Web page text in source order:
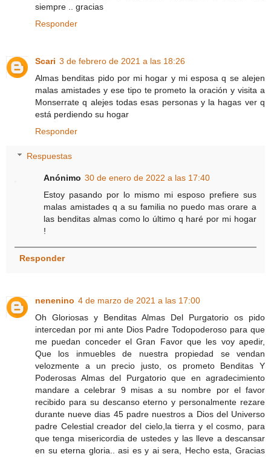
siempre .. gracias
Responder
Scari 3 de febrero de 2021 a las 18:26
Almas benditas pido por mi hogar y mi esposa q se alejen
malas amistades y ese tipo te prometo la oración y visita a
Monserrate q alejes todas esas personas y la hagas ver q
está perdiendo su hogar
Responder
Respuestas
Anónimo 30 de enero de 2022 a las 17:40
Estoy pasando por lo mismo mi esposo prefiere sus
malas amistades q a su familia no puedo mas orare a
las benditas almas como lo último q haré por mi hogar
!
Responder
nenenino 4 de marzo de 2021 a las 17:00
Oh Gloriosas y Benditas Almas Del Purgatorio os pido
intercedan por mi ante Dios Padre Todopoderoso para que
me puedan conceder el Gran Favor que les voy apedir,
Que los inmuebles de nuestra propiedad se vendan
velozmente a un precio justo, os prometo Benditas Y
Poderosas Almas del Purgatorio que en agradecimiento
mandare a celebrar 9 misas a su nombre por el favor
recibido para su descanso eterno y personalmente rezare
durante nueve dias 45 padre nuestros a Dios del Universo
padre Celestial creador del cielo,la tierra y el cosmo, para
que tenga misericordia de ustedes y las lleve a descansar
en su eterna gloria.. asi es y ai sera, Hecho esta, Gracias